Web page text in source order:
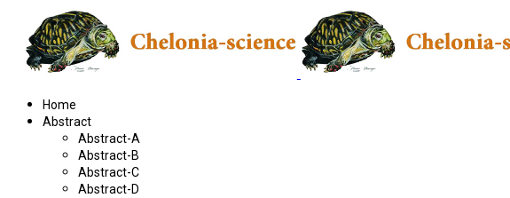
Home
Abstract
Abstract-A
Abstract-B
Abstract-C
Abstract-D